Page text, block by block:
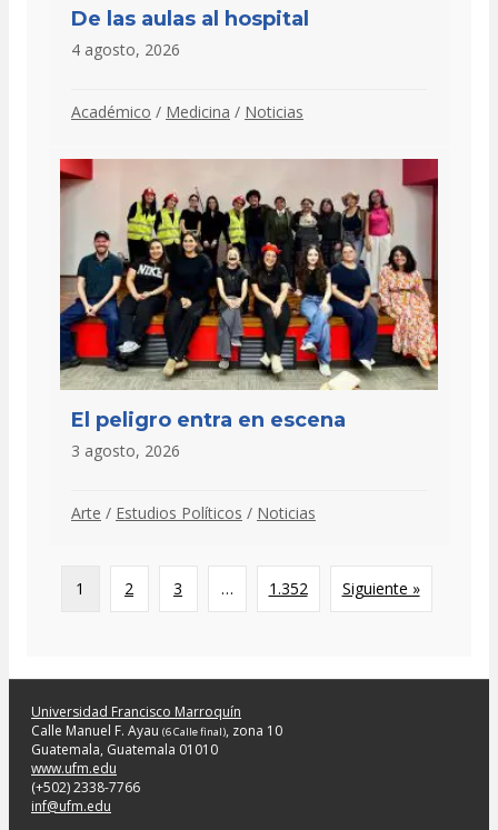
De las aulas al hospital
4 agosto, 2026
Académico / Medicina / Noticias
El peligro entra en escena
3 agosto, 2026
Arte / Estudios Políticos / Noticias
1 2 3 … 1.352 Siguiente »
Universidad Francisco Marroquín
Calle Manuel F. Ayau (6 Calle final), zona 10
Guatemala, Guatemala 01010
www.ufm.edu
(+502) 2338-7766
inf@ufm.edu